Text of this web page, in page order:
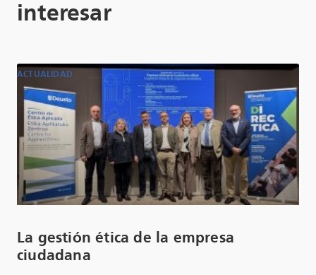
interesar
ACTUALIDAD
La gestión ética de la empresa
ciudadana